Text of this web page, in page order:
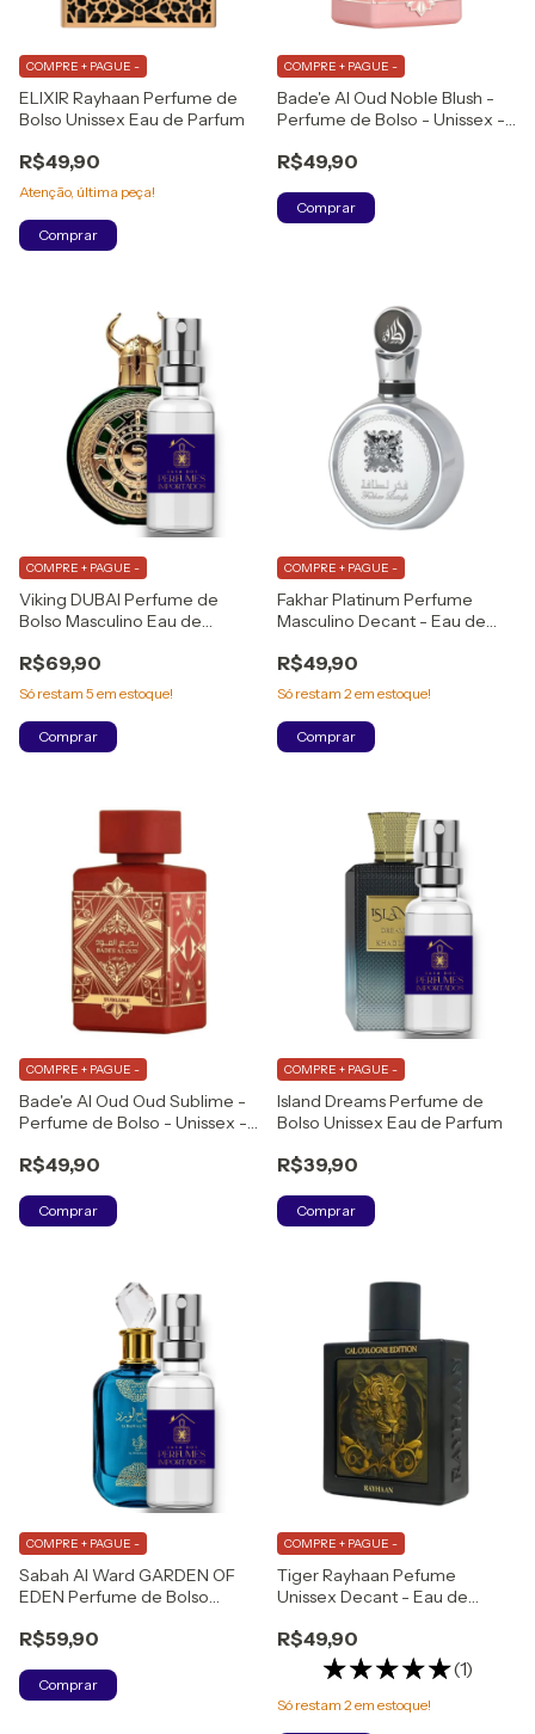
ELIXIR Rayhaan Perfume de
Bolso Unissex Eau de Parfum
R$49,90
COMPRE + PAGUE -
Atenção, última peça!
Comprar
Bade'e Al Oud Noble Blush -
Perfume de Bolso - Unissex -
R$49,90
COMPRE + PAGUE -
Comprar
Viking DUBAI Perfume de
Bolso Masculino Eau de
R$69,90
COMPRE + PAGUE -
Só restam 5 em estoque!
Comprar
Fakhar Platinum Perfume
Masculino Decant - Eau de
R$49,90
COMPRE + PAGUE -
Só restam 2em estoque!
Comprar
Bade'e Al Oud Oud Sublime -
Perfume de Bolso - Unissex -
R$49,90
COMPRE + PAGUE -
Comprar
Island Dreams Perfume de
Bolso Unissex Eau de Parfum
R$39,90
COMPRE + PAGUE -
Comprar
Sabah Al Ward GARDEN OF
EDEN Perfume de Bolso
R$59,90
COMPRE + PAGUE -
Comprar
Tiger Rayhaan Pefume
Unissex Decant - Eau de
R$49,90
(1)
COMPRE + PAGUE -
Só restam 2em estoque!